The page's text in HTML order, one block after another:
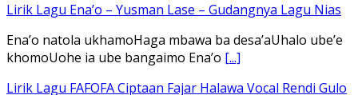
Lirik Lagu Ena’o – Yusman Lase – Gudangnya Lagu Nias